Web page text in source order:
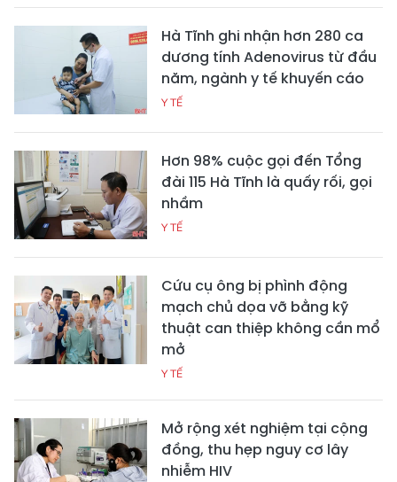
Hà Tĩnh ghi nhận hơn 280 ca
dương tính Adenovirus từ đầu
năm, ngành y tế khuyến cáo
Y TẾ
Hơn 98% cuộc gọi đến Tổng
đài 115 Hà Tĩnh là quấy rối, gọi
nhầm
Y TẾ
Cứu cụ ông bị phình động
mạch chủ dọa vỡ bằng kỹ
thuật can thiệp không cần mổ
mở
Y TẾ
Mở rộng xét nghiệm tại cộng
đồng, thu hẹp nguy cơ lây
nhiễm HIV